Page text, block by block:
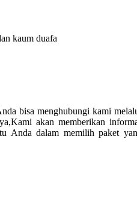
kaum duafa
bisa menghubungi kami
akan memberikan
Anda dalam memilih paket